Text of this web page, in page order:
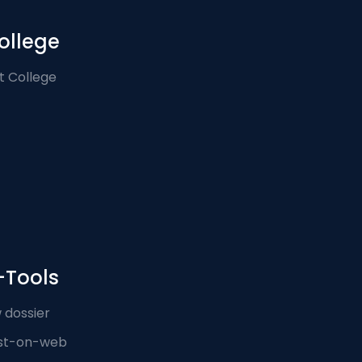
College
dossier
on-web